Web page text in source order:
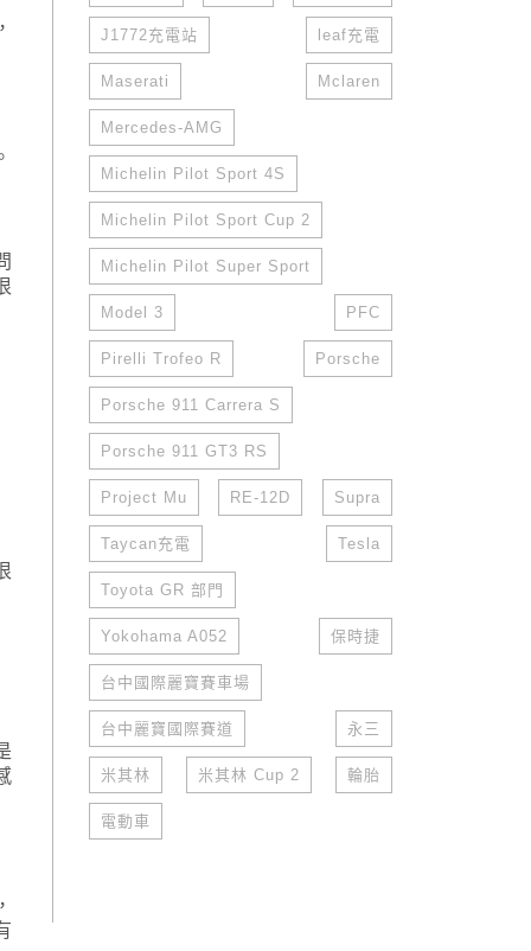
J1772充電站 leaf充電
Maserati Mclaren
Mercedes-AMG
Michelin Pilot Sport 4S
Michelin Pilot Sport Cup 2
Michelin Pilot Super Sport
Model 3 PFC
Pirelli Trofeo R Porsche
Porsche 911 Carrera S
Porsche 911 GT3 RS
Project Mu RE-12D Supra
Taycan充電 Tesla
Toyota GR 部門
Yokohama A052 保時捷
台中國際麗寶賽車場
台中麗寶國際賽道 永三
米其林 米其林 Cup 2 輪胎
電動車